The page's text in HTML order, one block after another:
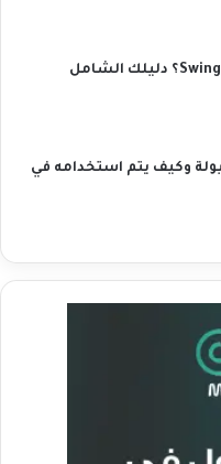
ما هو الـ Swing Trading؟ دليلك الشامل
وكيف يتم استخدامه في